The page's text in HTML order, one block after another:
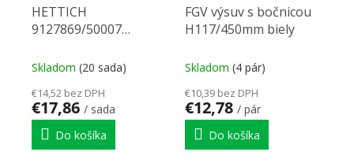
HETTICH
9127869/50007
Skladom (20 sada)
€14,52 bez DPH
€17,86 / sada
Do košíka
FGV výsuv s bočnicou
H117/450mm biely
Skladom (4 pár)
€10,39 bez DPH
€12,78 / pár
Do košíka